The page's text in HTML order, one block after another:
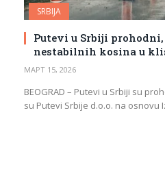
SRBIJA
Putevi u Srbiji prohodni,
nestabilnih kosina u
МАРТ 15, 2026
BEOGRAD – Putevi u Srbiji su
su Putevi Srbije d.o.o. na osnovu